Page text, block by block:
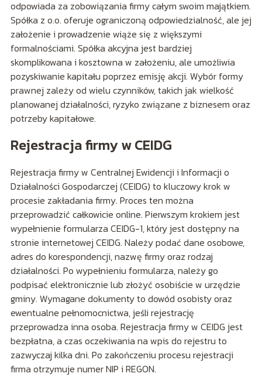
odpowiada za zobowiązania firmy całym swoim majątkiem.
Spółka z o.o. oferuje ograniczoną odpowiedzialność, ale jej
założenie i prowadzenie wiąże się z większymi
formalnościami. Spółka akcyjna jest bardziej
skomplikowana i kosztowna w założeniu, ale umożliwia
pozyskiwanie kapitału poprzez emisję akcji. Wybór formy
prawnej zależy od wielu czynników, takich jak wielkość
planowanej działalności, ryzyko związane z biznesem oraz
potrzeby kapitałowe.
Rejestracja firmy w CEIDG
Rejestracja firmy w Centralnej Ewidencji i Informacji o
Działalności Gospodarczej (CEIDG) to kluczowy krok w
procesie zakładania firmy. Proces ten można
przeprowadzić całkowicie online. Pierwszym krokiem jest
wypełnienie formularza CEIDG-1, który jest dostępny na
stronie internetowej CEIDG. Należy podać dane osobowe,
adres do korespondencji, nazwę firmy oraz rodzaj
działalności. Po wypełnieniu formularza, należy go
podpisać elektronicznie lub złożyć osobiście w urzędzie
gminy. Wymagane dokumenty to dowód osobisty oraz
ewentualne pełnomocnictwa, jeśli rejestrację
przeprowadza inna osoba. Rejestracja firmy w CEIDG jest
bezpłatna, a czas oczekiwania na wpis do rejestru to
zazwyczaj kilka dni. Po zakończeniu procesu rejestracji
firma otrzymuje numer NIP i REGON.